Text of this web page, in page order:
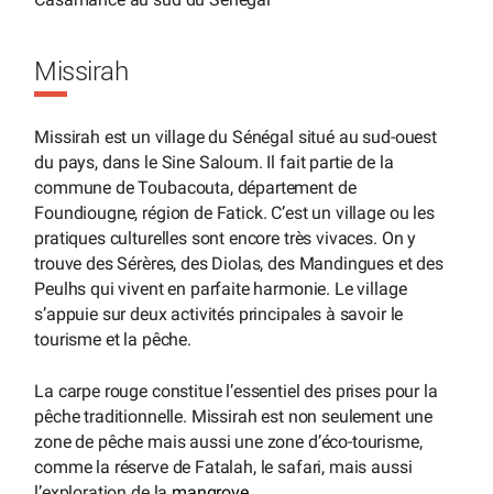
Missirah
Missirah est un village du Sénégal situé au sud-ouest
du pays, dans le Sine Saloum. Il fait partie de la
commune de Toubacouta, département de
Foundiougne, région de Fatick. C’est un village ou les
pratiques culturelles sont encore très vivaces. On y
trouve des Sérères, des Diolas, des Mandingues et des
Peulhs qui vivent en parfaite harmonie. Le village
s’appuie sur deux activités principales à savoir le
tourisme et la pêche.
La carpe rouge constitue l’essentiel des prises pour la
pêche traditionnelle. Missirah est non seulement une
zone de pêche mais aussi une zone d’éco-tourisme,
comme la réserve de Fatalah, le safari, mais aussi